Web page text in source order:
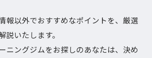
報以外でおすすめなポイントを、厳選
説いたします。
ニングジムをお探しのあなたは、決め